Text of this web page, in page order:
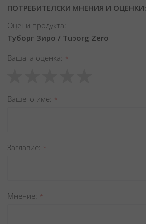
ПОТРЕБИТЕЛСКИ МНЕНИЯ И ОЦЕНКИ:
Оцени продукта:
Туборг Зиро / Tuborg Zero
Вашата оценка
star
stars
stars
stars
stars
Вашето име
Заглавиe
Мнение